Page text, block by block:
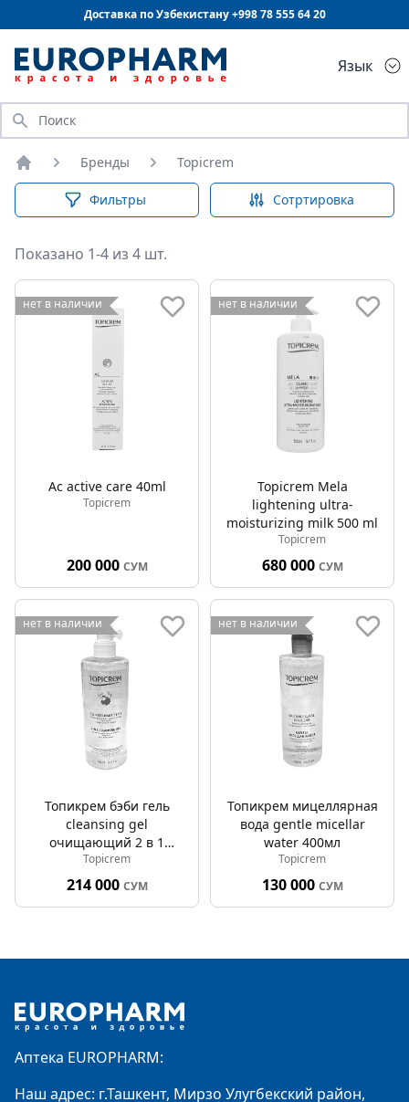
Доставка по Узбекистану +99878 555 64 20
Язык
Искать
Главная
Бренды Topicrem
Фильтры Сотртировка
Показано 1-4 из 4 шт.
нет в наличии
Ac active care 40ml
Topicrem
200 000 СУМ
нет в наличии
Topicrem Mela
lightening ultra-
moisturizing milk 500 ml
Topicrem
680 000 СУМ
нет в наличии
Топикрем бэби гель
cleansing gel
очищающий 2 в 1
500мл
Topicrem
214 000 СУМ
нет в наличии
Топикрем мицеллярная
вода gentle micellar
water 400мл
Topicrem
130 000 СУМ
Аптека EUROPHARM:
Наш адрес: г.Ташкент, Мирзо Улугбекский район,